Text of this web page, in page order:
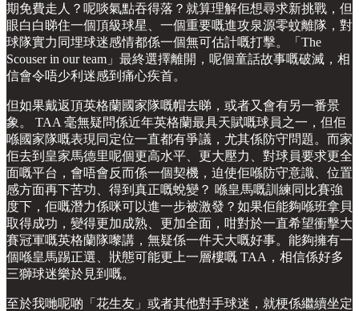
期免費走人？呢啖氣點吞得落？就算理解佢想尋求新挑戰，但
眼白白睇住一個頂級球星、一個重要嘅進攻泉源零蚊離隊，對
球隊實力同埋球迷感情都係一個無可估計嘅打擊。「The
Scouser in our team」最終選擇離開，呢個童話故事嘅破滅，相
信會令唔少利迷感到痛心疾首。
但如果戴返頂英格蘭國家隊嘅帽去睇，或者又會有另一番景
象。 TAA 毫無疑問係近年英格蘭最具天賦嘅球員之一，但佢
喺國家隊嘅表現同定位一直都有爭議，尤其係防守問題。而家
佢去到皇家馬德里呢個更高水平、更大壓力、對球員要求更全
面嘅平台，會唔會反而係一個契機，迫使佢喺防守意識、位置
感方面再下苦功、得到真正嘅蛻變？ 喺皇馬嘅訓練同比賽強
度下，佢嘅潛力係咪可以進一步被激發？如果佢能夠喺班拿貝
取得成功，變得更加成熟、更加全面，咁對於一直希望衝擊大
賽冠軍嘅英格蘭隊嚟講，無疑係一件天大嘅好事。能夠擁有一
個喺皇馬踢正選、狀態可能更上一層樓嘅 TAA，相信係好多
三獅球迷樂於見到嘅。
至於我哋呢啲「花生友」或者其他對手球迷，就梗係繼續坐定